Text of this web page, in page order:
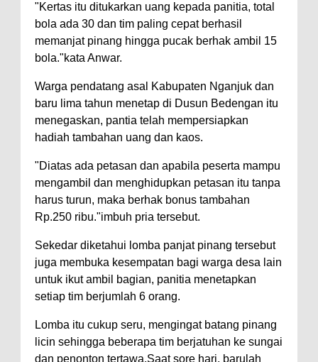
"Kertas itu ditukarkan uang kepada panitia, total
bola ada 30 dan tim paling cepat berhasil
memanjat pinang hingga pucak berhak ambil 15
bola."kata Anwar.
Warga pendatang asal Kabupaten Nganjuk dan
baru lima tahun menetap di Dusun Bedengan itu
menegaskan, pantia telah mempersiapkan
hadiah tambahan uang dan kaos.
"Diatas ada petasan dan apabila peserta mampu
mengambil dan menghidupkan petasan itu tanpa
harus turun, maka berhak bonus tambahan
Rp.250 ribu."imbuh pria tersebut.
Sekedar diketahui lomba panjat pinang tersebut
juga membuka kesempatan bagi warga desa lain
untuk ikut ambil bagian, panitia menetapkan
setiap tim berjumlah 6 orang.
Lomba itu cukup seru, mengingat batang pinang
licin sehingga beberapa tim berjatuhan ke sungai
dan penonton tertawa.Saat sore hari, barulah